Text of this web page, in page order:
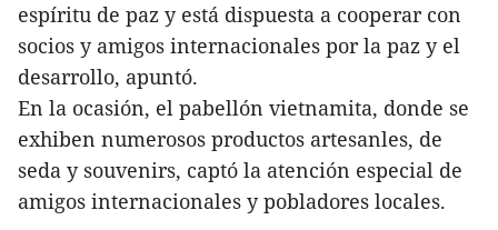
espíritu de paz y está dispuesta a cooperar con
socios y amigos internacionales por la paz y el
desarrollo, apuntó.
En la ocasión, el pabellón vietnamita, donde se
exhiben numerosos productos artesanles, de
seda y souvenirs, captó la atención especial de
amigos internacionales y pobladores locales.